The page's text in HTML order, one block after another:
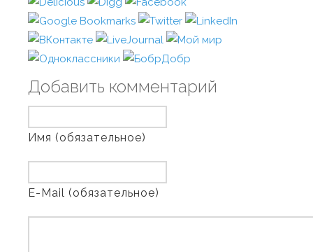
Добавить комментарий
Имя (обязательное)
E-Mail (обязательное)